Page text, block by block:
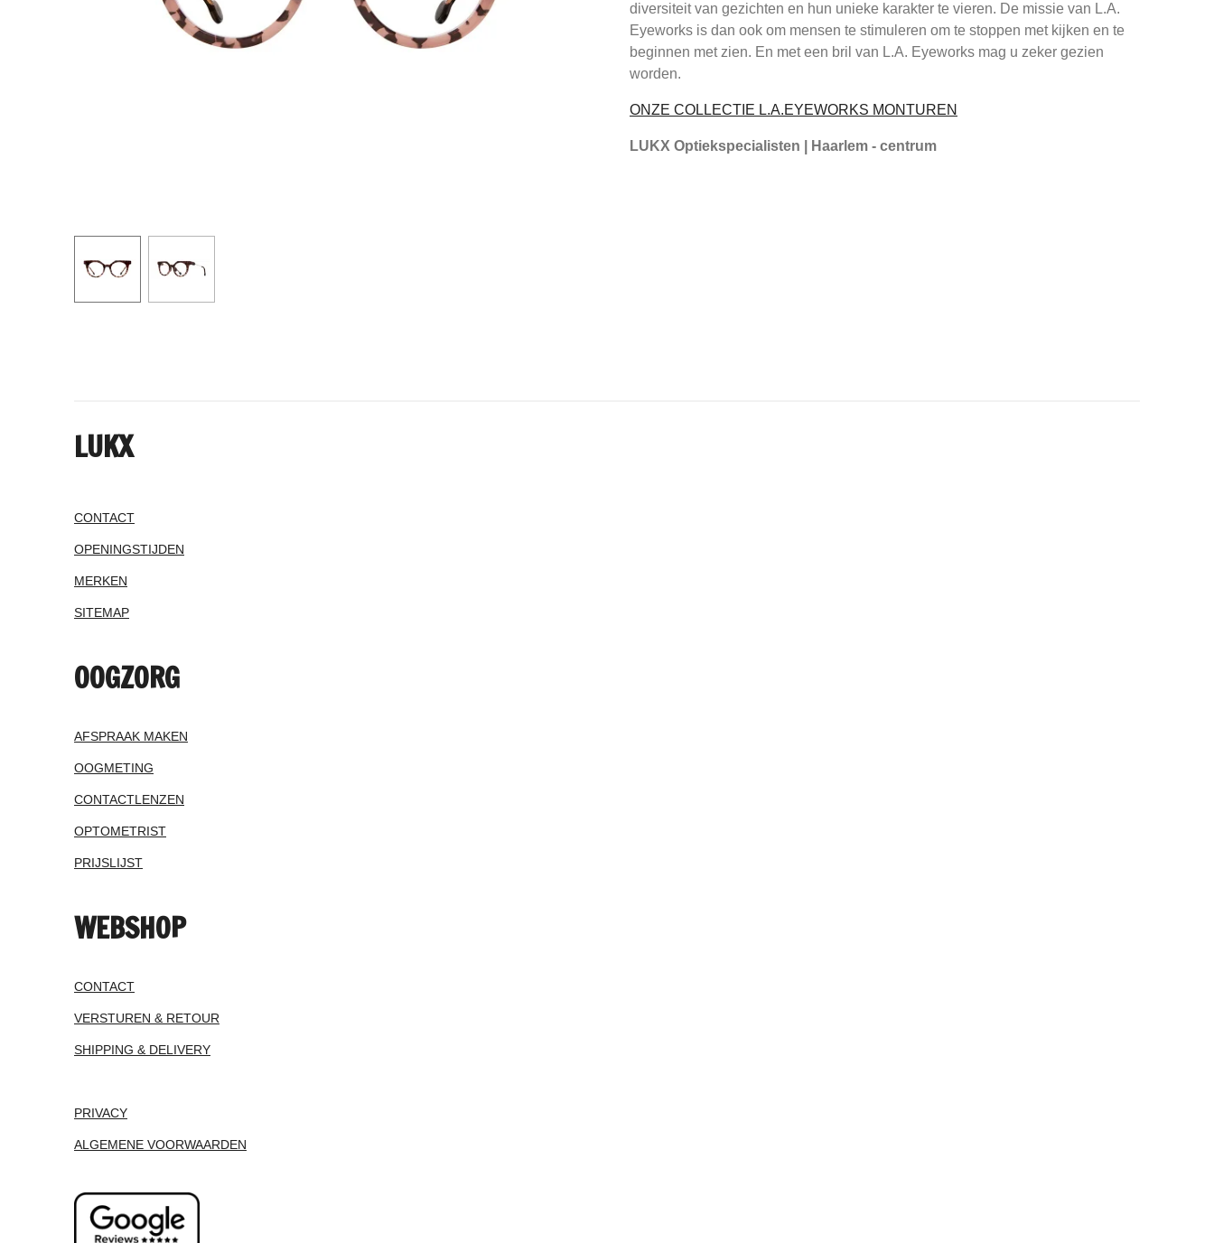
diversiteit van gezichten en hun unieke karakter te vieren. De missie van L.A.
Eyeworks is dan ook om mensen te stimuleren om te stoppen met kijken en te
beginnen met zien. En met een bril van L.A. Eyeworks mag u zeker gezien
worden.
ONZE COLLECTIE L.A.EYEWORKS MONTUREN
LUKX Optiekspecialisten | Haarlem - centrum
LUKX
CONTACT
OPENINGSTIJDEN
MERKEN
SITEMAP
OOGZORG
AFSPRAAK MAKEN
OOGMETING
CONTACTLENZEN
OPTOMETRIST
PRIJSLIJST
WEBSHOP
CONTACT
VERSTUREN & RETOUR
SHIPPING & DELIVERY
PRIVACY
ALGEMENE VOORWAARDEN